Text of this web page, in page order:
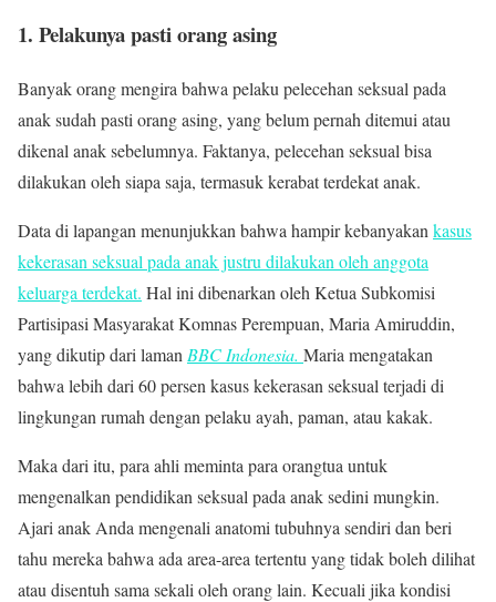
1. Pelakunya pasti orang asing
Banyak orang mengira bahwa pelaku pelecehan seksual pada
anak sudah pasti orang asing, yang belum pernah ditemui atau
dikenal anak sebelumnya. Faktanya, pelecehan seksual bisa
dilakukan oleh siapa saja, termasuk kerabat terdekat anak.
Data di lapangan menunjukkan bahwa hampir kebanyakan kasus
kekerasan seksual pada anak justru dilakukan oleh anggota
keluarga terdekat. Hal ini dibenarkan oleh Ketua Subkomisi
Partisipasi Masyarakat Komnas Perempuan, Maria Amiruddin,
yang dikutip dari laman BBC Indonesia. Maria mengatakan
bahwa lebih dari 60 persen kasus kekerasan seksual terjadi di
lingkungan rumah dengan pelaku ayah, paman, atau kakak.
Maka dari itu, para ahli meminta para orangtua untuk
mengenalkan pendidikan seksual pada anak sedini mungkin.
Ajari anak Anda mengenali anatomi tubuhnya sendiri dan beri
tahu mereka bahwa ada area-area tertentu yang tidak boleh dilihat
atau disentuh sama sekali oleh orang lain. Kecuali jika kondisi